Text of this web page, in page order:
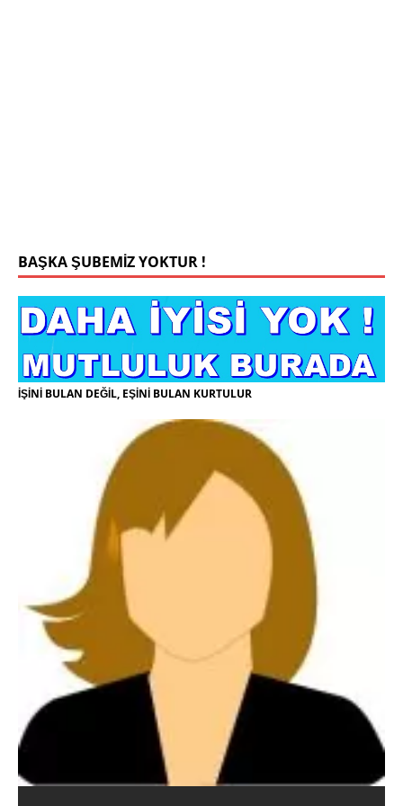
BAŞKA ŞUBEMİZ YOKTUR !
İŞİNİ BULAN DEĞİL, EŞİNİ BULAN KURTULUR